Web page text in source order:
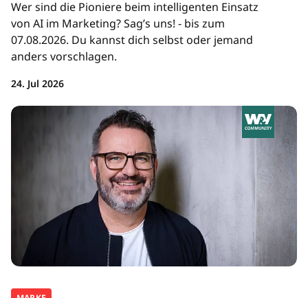
Wer sind die Pioniere beim intelligenten Einsatz
von AI im Marketing? Sag’s uns! - bis zum
07.08.2026. Du kannst dich selbst oder jemand
anders vorschlagen.
24. Jul 2026